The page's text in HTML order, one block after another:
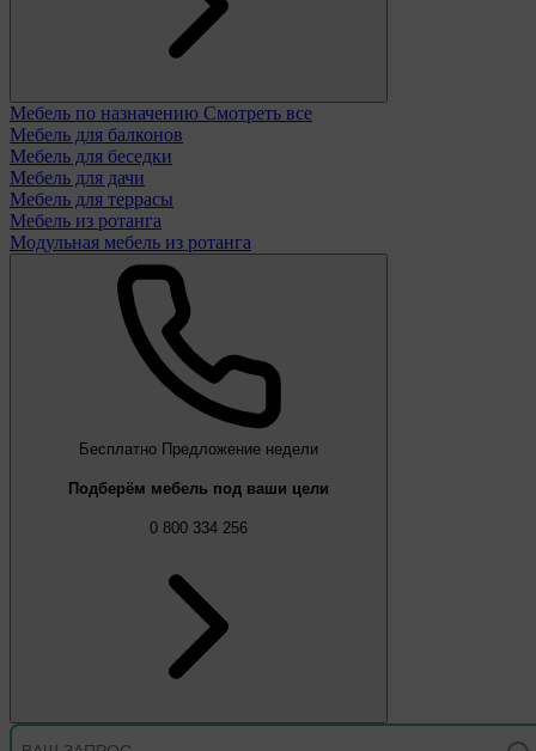
Мебель по назначению Смотреть все
Мебель для балконов
Мебель для беседки
Мебель для дачи
Мебель для террасы
Мебель из ротанга
Модульная мебель из ротанга
Бесплатно Предложение недели
Подберём мебель под ваши цели
0 800 334 256